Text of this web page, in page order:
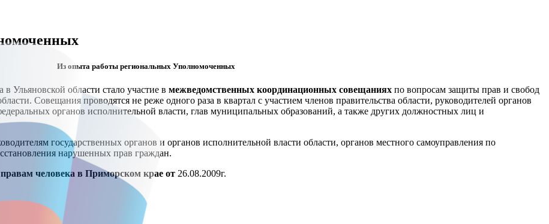
Из опыта работы региональных Уполномоченных
Ульяновской области стало участие в межведомственных координационных совещаниях по вопросам защиты прав и свобод
Совещания проводятся не реже одного раза в квартал с участием членов правительства области, руководителей органов
органов исполнительной власти, глав муниципальных образований, а также других должностных лиц и
государственных органов и органов исполнительной власти области, органов местного самоуправления по
нарушенных прав граждан.
человека в Приморском крае от 26.08.2009г.